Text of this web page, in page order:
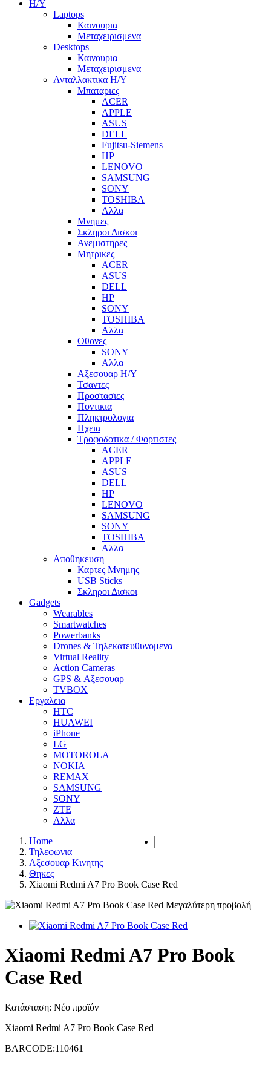
Η/Υ
Laptops
Καινουρια
Μεταχειρισμενα
Desktops
Καινουρια
Μεταχειρισμενα
Ανταλλακτικα H/Y
Μπαταριες
ACER
APPLE
ASUS
DELL
Fujitsu-Siemens
HP
LENOVO
SAMSUNG
SONY
TOSHIBA
Αλλα
Μνημες
Σκληροι Δισκοι
Ανεμιστηρες
Μητρικες
ACER
ASUS
DELL
HP
SONY
TOSHIBA
Αλλα
Οθονες
SONY
Αλλα
Αξεσουαρ Η/Υ
Τσαντες
Προστασιες
Ποντικια
Πληκτρολογια
Ηχεια
Τροφοδοτικα / Φορτιστες
ACER
APPLE
ASUS
DELL
HP
LENOVO
SAMSUNG
SONY
TOSHIBA
Αλλα
Αποθηκευση
Καρτες Μνημης
USB Sticks
Σκληροι Δισκοι
Gadgets
Wearables
Smartwatches
Powerbanks
Drones & Τηλεκατευθυνομενα
Virtual Reality
Action Cameras
GPS & Αξεσουαρ
TVBOX
Εργαλεια
HTC
HUAWEI
iPhone
LG
MOTOROLA
NOKIA
REMAX
SAMSUNG
SONY
ZTE
Αλλα
Home
Τηλεφωνια
Αξεσουαρ Κινητης
Θηκες
Xiaomi Redmi A7 Pro Book Case Red
Μεγαλύτερη προβολή
Xiaomi Redmi A7 Pro Book
Case Red
Κατάσταση: Νέο προϊόν
Xiaomi Redmi A7 Pro Book Case Red
BARCODE:110461